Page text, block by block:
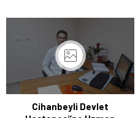
Cihanbeyli Devlet